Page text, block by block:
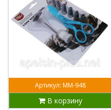
Артикул: ММ-948
В корзину